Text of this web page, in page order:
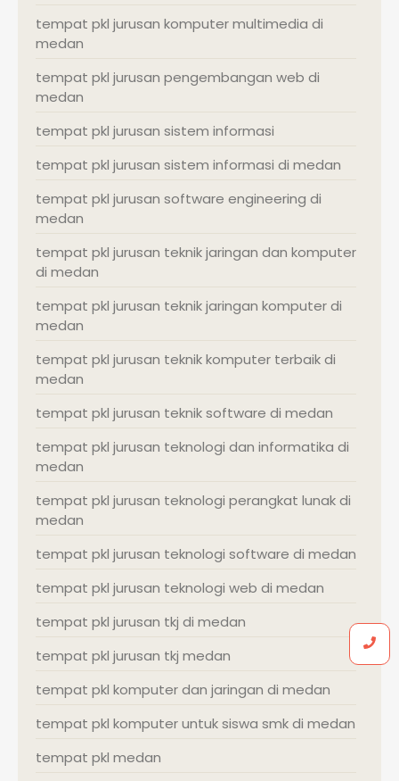
tempat pkl jurusan komputer multimedia di
medan
tempat pkl jurusan pengembangan web di
medan
tempat pkl jurusan sistem informasi
tempat pkl jurusan sistem informasi di medan
tempat pkl jurusan software engineering di
medan
tempat pkl jurusan teknik jaringan dan komputer
di medan
tempat pkl jurusan teknik jaringan komputer di
medan
tempat pkl jurusan teknik komputer terbaik di
medan
tempat pkl jurusan teknik software di medan
tempat pkl jurusan teknologi dan informatika di
medan
tempat pkl jurusan teknologi perangkat lunak di
medan
tempat pkl jurusan teknologi software di medan
tempat pkl jurusan teknologi web di medan
tempat pkl jurusan tkj di medan
tempat pkl jurusan tkj medan
tempat pkl komputer dan jaringan di medan
tempat pkl komputer untuk siswa smk di medan
tempat pkl medan